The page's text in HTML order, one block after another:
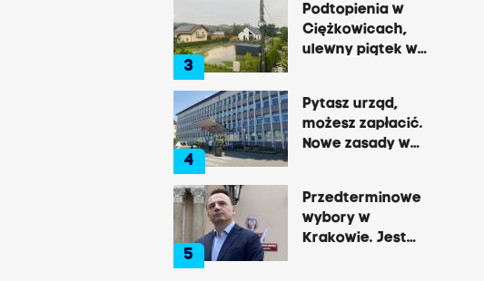
do lasu
3
Podtopienia w
Ciężkowicach,
ulewny piątek w
4
Pytasz urząd,
możesz zapłacić.
Nowe zasady w
5
Przedterminowe
wybory w
Krakowie. Jest